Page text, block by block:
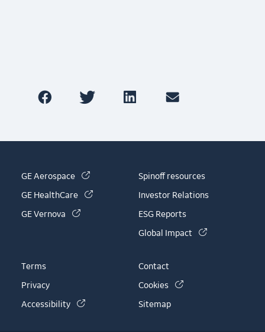
GE Aerospace (link is external)
GE HealthCare (link is external)
GE Vernova (link is external)
Spinoff resources
Investor Relations
ESG Reports
Global Impact
(link is
Terms
Privacy
Accessibility
(link is external)
Contact
Cookies
(link is external)
Sitemap